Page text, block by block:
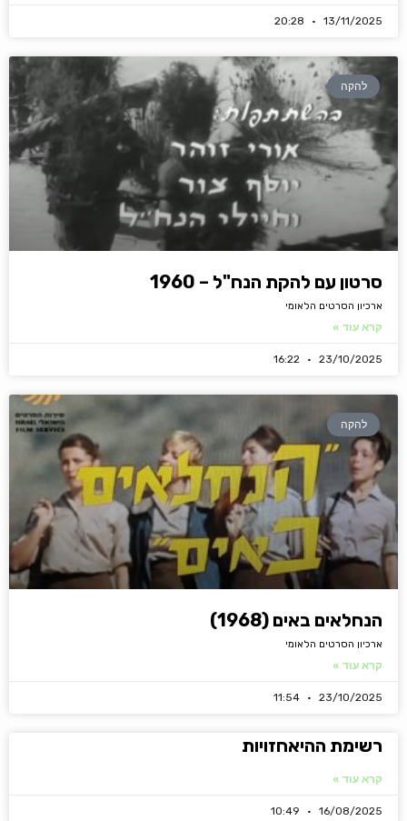
13/11/2025
להקה
סרטון עם להקת הנח"ל – 1960
ארכיון הסרטים הלאומי
קרא עוד »
23/10/2025
להקה
הנחלאים באים (1968)
ארכיון הסרטים הלאומי
קרא עוד »
23/10/2025
רשימת ההיאחזויות
קרא עוד »
16/08/2025